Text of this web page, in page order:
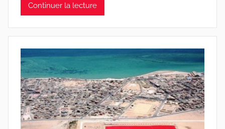
Continuer la lecture